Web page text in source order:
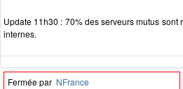
Update 11h30 : 70% des serveurs mutus
internes.
Fermée par NFrance